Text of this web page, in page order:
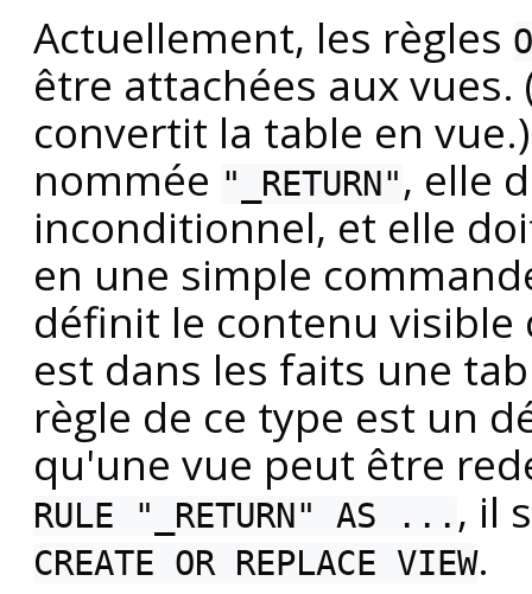
Actuellement, les règles
être attachées aux
convertit la table en
nommée "_RETURN", elle
inconditionnel, et elle
en une simple
définit le contenu visible
est dans les faits une
règle de ce type est un
qu'une vue peut être
RULE "_RETURN" AS ... , il
CREATE OR REPLACE VIEW.